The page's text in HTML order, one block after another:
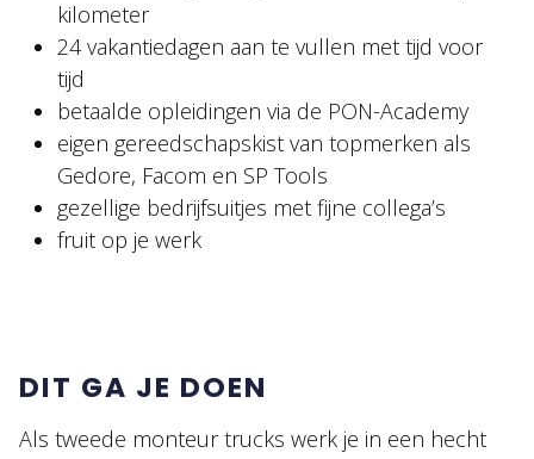
kilometer
24 vakantiedagen aan te vullen met tijd voor
tijd
betaalde opleidingen via de PON-Academy
eigen gereedschapskist van topmerken als
Gedore, Facom en SP Tools
gezellige bedrijfsuitjes met fijne collega’s
fruit op je werk
DIT GA JE DOEN
Als tweede monteur trucks werk je in een hecht